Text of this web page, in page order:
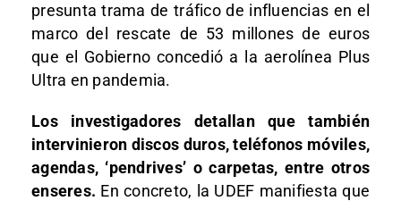
presunta trama de tráfico de influencias en el
marco del rescate de 53 millones de euros
que el Gobierno concedió a la aerolínea Plus
Ultra en pandemia.
Los investigadores detallan que también
intervinieron discos duros, teléfonos móviles,
agendas, ‘pendrives’ o carpetas, entre otros
enseres. En concreto, la UDEF manifiesta que